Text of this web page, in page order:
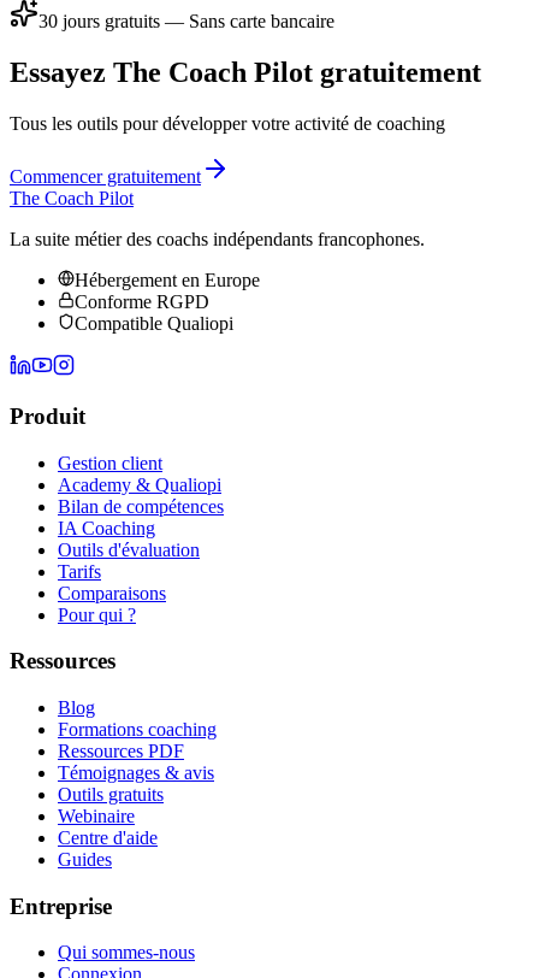
30 jours gratuits — Sans carte bancaire
Essayez The Coach Pilot gratuitement
Tous les outils pour développer votre activité de coaching
Commencer gratuitement
The Coach Pilot
La suite métier des coachs indépendants francophones.
Hébergement en Europe
Conforme RGPD
Compatible Qualiopi
Produit
Gestion client
Academy & Qualiopi
Bilan de compétences
IA Coaching
Outils d'évaluation
Tarifs
Comparaisons
Pour qui ?
Ressources
Blog
Formations coaching
Ressources PDF
Témoignages & avis
Outils gratuits
Webinaire
Centre d'aide
Guides
Entreprise
Qui sommes-nous